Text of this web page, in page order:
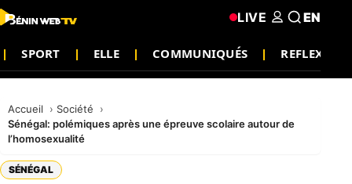
SPORT ELLE COMMUNIQUÉS REFLEXION
LIVE EN
Accueil
Société
Sénégal: polémiques après une épreuve scolaire autour de
l’homosexualité
SÉNÉGAL